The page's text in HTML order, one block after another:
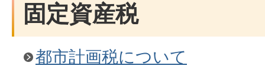
固定資産税
都市計画税について